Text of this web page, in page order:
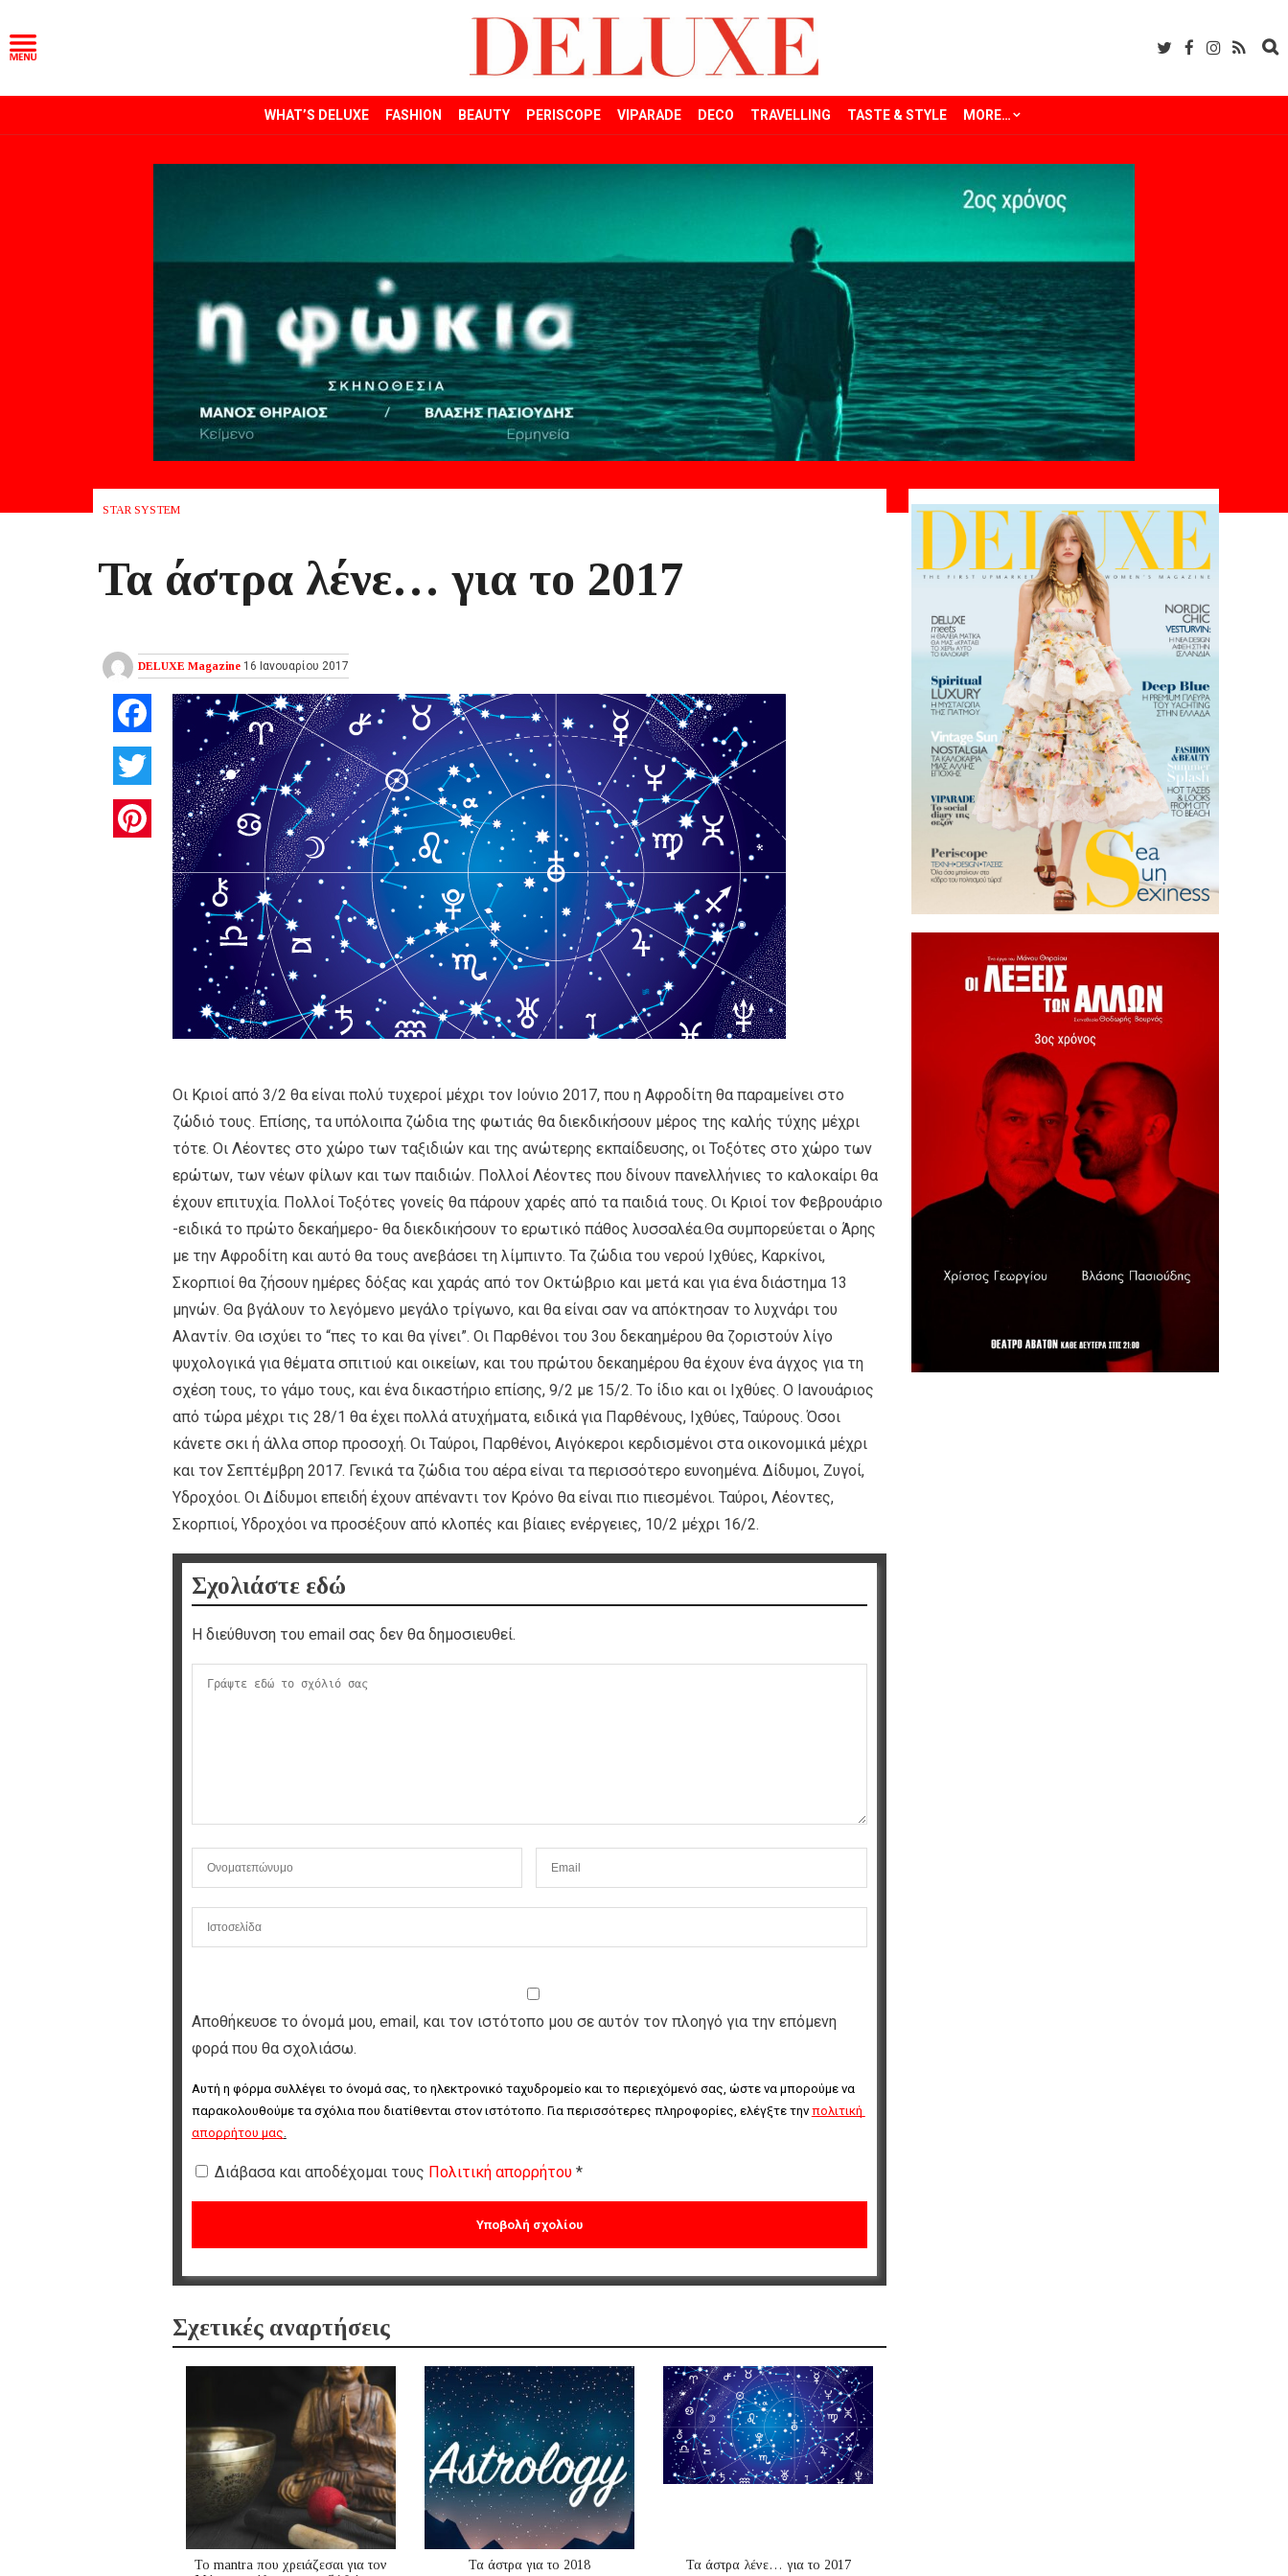
WHAT’S DELUXE FASHION BEAUTY PERISCOPE VIPARADE DECO TRAVELLING TASTE & STYLE MORE…
STAR SYSTEM
Τα άστρα λένε… για το 2017
DELUXE Magazine 16 Ιανουαρίου 2017
Facebook
Twitter
Pinterest
Οι Κριοί από 3/2 θα είναι πολύ τυχεροί μέχρι τον Ιούνιο 2017, που η Αφροδίτη θα παραμείνει στο
ζώδιό τους. Επίσης, τα υπόλοιπα ζώδια της φωτιάς θα διεκδικήσουν μέρος της καλής τύχης μέχρι
τότε. Οι Λέοντες στο χώρο των ταξιδιών και της ανώτερης εκπαίδευσης, οι Τοξότες στο χώρο των
ερώτων, των νέων φίλων και των παιδιών. Πολλοί Λέοντες που δίνουν πανελλήνιες το καλοκαίρι θα
έχουν επιτυχία. Πολλοί Τοξότες γονείς θα πάρουν χαρές από τα παιδιά τους. Οι Κριοί τον Φεβρουάριο
-ειδικά το πρώτο δεκαήμερο- θα διεκδικήσουν το ερωτικό πάθος λυσσαλέα.Θα συμπορεύεται ο Άρης
με την Αφροδίτη και αυτό θα τους ανεβάσει τη λίμπιντο. Τα ζώδια του νερού Ιχθύες, Καρκίνοι,
Σκορπιοί θα ζήσουν ημέρες δόξας και χαράς από τον Οκτώβριο και μετά και για ένα διάστημα 13
μηνών. Θα βγάλουν το λεγόμενο μεγάλο τρίγωνο, και θα είναι σαν να απόκτησαν το λυχνάρι του
Αλαντίν. Θα ισχύει το “πες το και θα γίνει”. Οι Παρθένοι του 3ου δεκαημέρου θα ζοριστούν λίγο
ψυχολογικά για θέματα σπιτιού και οικείων, και του πρώτου δεκαημέρου θα έχουν ένα άγχος για τη
σχέση τους, το γάμο τους, και ένα δικαστήριο επίσης, 9/2 με 15/2. Το ίδιο και οι Ιχθύες. Ο Ιανουάριος
από τώρα μέχρι τις 28/1 θα έχει πολλά ατυχήματα, ειδικά για Παρθένους, Ιχθύες, Ταύρους. Όσοι
κάνετε σκι ή άλλα σπορ προσοχή. Οι Ταύροι, Παρθένοι, Αιγόκεροι κερδισμένοι στα οικονομικά μέχρι
και τον Σεπτέμβρη 2017. Γενικά τα ζώδια του αέρα είναι τα περισσότερο ευνοημένα. Δίδυμοι, Ζυγοί,
Υδροχόοι. Οι Δίδυμοι επειδή έχουν απέναντι τον Κρόνο θα είναι πιο πιεσμένοι. Ταύροι, Λέοντες,
Σκορπιοί, Υδροχόοι να προσέξουν από κλοπές και βίαιες ενέργειες, 10/2 μέχρι 16/2.
Σχολιάστε εδώ
Η διεύθυνση του email σας δεν θα δημοσιευθεί.
Αποθήκευσε το όνομά μου, email, και τον ιστότοπο μου σε αυτόν τον πλοηγό για την επόμενη
φορά που θα σχολιάσω.
Αυτή η φόρμα συλλέγει το όνομά σας, το ηλεκτρονικό ταχυδρομείο και το περιεχόμενό σας, ώστε να μπορούμε να
παρακολουθούμε τα σχόλια που διατίθενται στον ιστότοπο. Για περισσότερες πληροφορίες, ελέγξτε την πολιτική
απορρήτου μας.
Διάβασα και αποδέχομαι τους Πολιτική απορρήτου *
Σχετικές αναρτήσεις
Το mantra που χρειάζεσαι για τον
Τα άστρα για το 2018 Τα άστρα λένε… για το 2017